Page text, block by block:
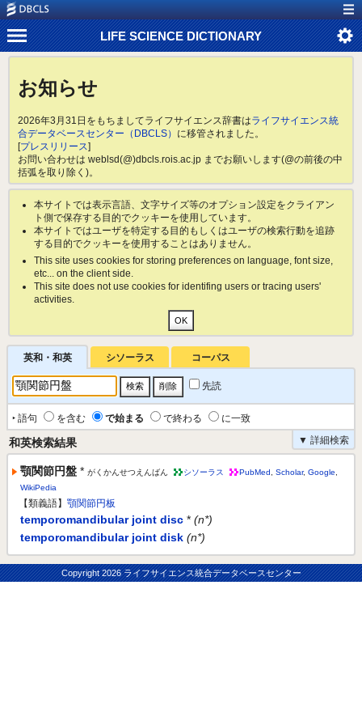
LIFE SCIENCE DICTIONARY
お知らせ
2026年3月31日をもちましてライフサイエンス辞書はライフサイエンス統
合データベースセンター（DBCLS） に移管されました。
[プレスリリース]
お問い合わせは weblsd(@)dbcls.rois.ac.jp までお願いします(@の前後の中
括弧を取り除く)。
本サイトでは表示言語、文字サイズ等のオプション設定をクライアン
ト側で保存する目的でクッキーを使用しています。
本サイトではユーザを特定する目的もしくはユーザの検索行動を追跡
する目的でクッキーを使用することはありません。
This site uses cookies for storing preferences on language, font size,
etc... on the client side.
This site does not use cookies for identifing users or tracing users'
activities.
英和・和英 シソーラス コーパス
先読
‣ 語句 を含む で始まる で終わる
に一致
▼ 詳細検索
和英検索結果
顎関節円盤 * がくかんせつえんばん シソーラス PubMed Scholar, Google
WikiPedia
【類義語】 顎関節円板
temporomandibular joint disc * (n*)
temporomandibular joint disk (n*)
Copyright2026 ライフサイエンス統合データベースセンター